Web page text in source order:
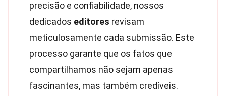
precisão e confiabilidade, nossos
dedicados editores revisam
meticulosamente cada submissão. Este
processo garante que os fatos que
compartilhamos não sejam apenas
fascinantes, mas também credíveis.